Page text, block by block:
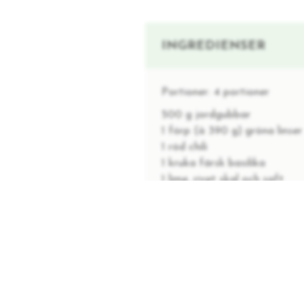
INGREDIENSER
Portioner: 4 portioner
500 g jordgubbar
1 förp (à 390 g) gröna linser
1 röd chili
1 kruka färsk basilika
1 lime, rivet skal och saft